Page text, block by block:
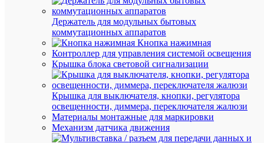
Держатель для модульных бытовых
коммутационных аппаратов
Кнопка нажимная
Контроллер для управления системой освещения
Крышка блока световой сигнализации
Крышка для выключателя, кнопки, регулятора
освещенности, диммера, переключателя жалюзи
Материалы монтажные для маркировки
Механизм датчика движения
и
швам